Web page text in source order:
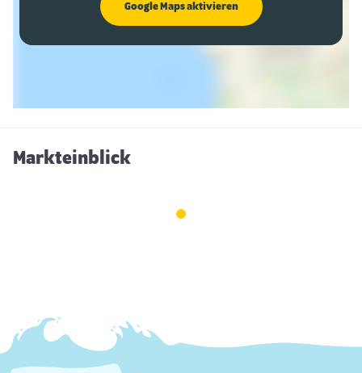
Google Maps aktivieren
Markteinblick